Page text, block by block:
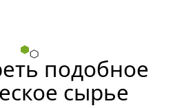
подобное
сырье